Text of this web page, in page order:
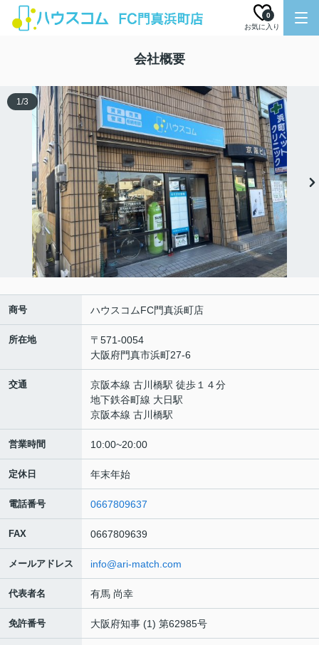
お気に入り
0
会社概要
1/3
商号 ハウスコムFC門真浜町店
所在地
〒571-0054
大阪府門真市浜町27-6
交通
京阪本線 古川橋駅 徒歩１４分
地下鉄谷町線 大日駅
京阪本線 古川橋駅
営業時間 10:00~20:00
定休日 年末年始
電話番号 0667809637
FAX 0667809639
メールアドレス info@ari-match.com
代表者名 有馬 尚幸
免許番号 大阪府知事 (1) 第62985号